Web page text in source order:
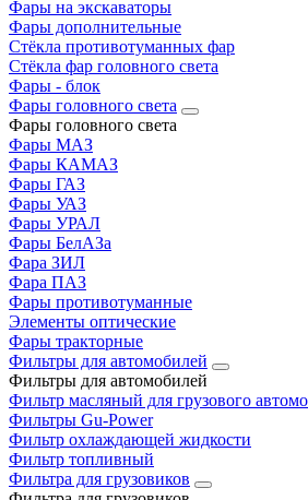
Фары на экскаваторы
Фары дополнительные
Стёкла противотуманных фар
Стёкла фар головного света
Фары - блок
Фары головного света
Фары головного света
Фары МАЗ
Фары КАМАЗ
Фары ГАЗ
Фары УАЗ
Фары УРАЛ
Фары БелАЗа
Фара ЗИЛ
Фара ПАЗ
Фары противотуманные
Элементы оптические
Фары тракторные
Фильтры для автомобилей
Фильтры для автомобилей
Фильтр масляный для грузового
Фильтры Gu-Power
Фильтр охлаждающей жидкости
Фильтр топливный
Фильтра для грузовиков